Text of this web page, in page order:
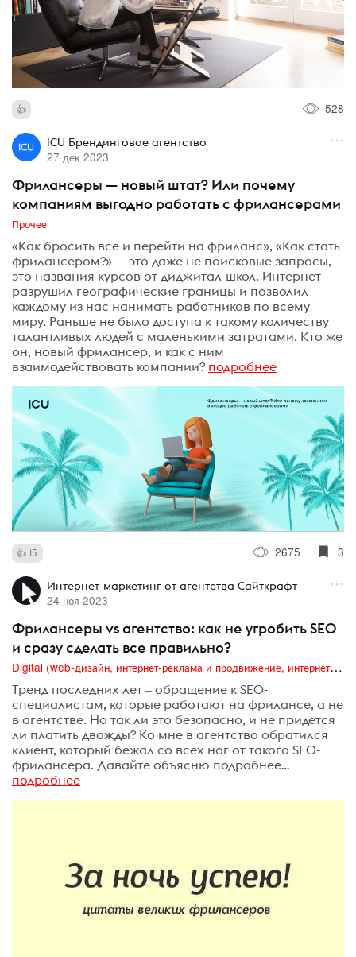
528
ICU Брендинговое агентство
27 дек 2023
Фрилансеры — новый штат? Или почему
компаниям выгодно работать с фрилансерами
Прочее
«Как бросить все и перейти на фриланс», «Как стать
фрилансером?» — это даже не поисковые запросы,
это названия курсов от диджитал-школ. Интернет
разрушил географические границы и позволил
каждому из нас нанимать работников по всему
миру. Раньше не было доступа к такому количеству
талантливых людей с маленькими затратами. Кто же
он, новый фрилансер, и как с ним
взаимодействовать компании? подробнее
15 2675 3
Интернет-маркетинг от агентства Сайткрафт
24 ноя 2023
Фрилансеры vs агентство: как не угробить SEO
и сразу сделать все правильно?
Digital (web-дизайн, интернет-реклама и продвижение, интернет-сообщества и блоги, интернет-коммуникации, мобильный маркетинг, реклама на цифровых экранах)
Тренд последних лет ‒ обращение к SEO-
специалистам, которые работают на фрилансе, а не
в агентстве. Но так ли это безопасно, и не придется
ли платить дважды? Ко мне в агентство обратился
клиент, который бежал со всех ног от такого SEO-
фрилансера. Давайте объясню подробнее…
подробнее